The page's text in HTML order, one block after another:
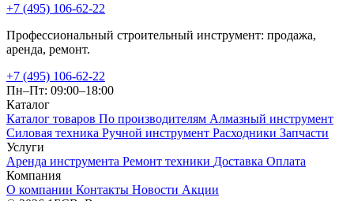
+7 (495) 106-62-22
Профессиональный строительный инструмент: продажа,
аренда, ремонт.
+7 (495) 106-62-22
Пн–Пт: 09:00–18:00
Каталог
Каталог товаров По производителям Алмазный инструмент
Силовая техника Ручной инструмент Расходники Запчасти
Услуги
Аренда инструмента Ремонт техники Доставка Оплата
Компания
О компании Контакты Новости Акции